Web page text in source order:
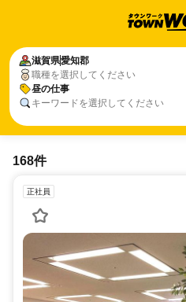
滋賀県愛知郡
職種を選択してください
昼の仕事
キーワードを選択してください
168件
正社員